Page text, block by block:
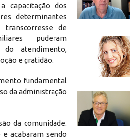
capacitação dos
determinantes
de
puderam
do atendimento,
e gratidão.
fundamental
da administração
da comunidade.
acabaram sendo